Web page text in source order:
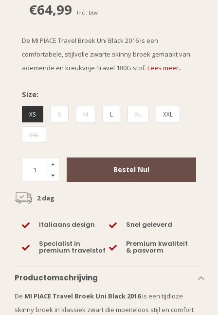
€64,99 Incl. btw
De MI PIACE Travel Broek Uni Black 2016 is een
comfortabele, stijlvolle zwarte skinny broek gemaakt van
ademende en kreukvrije Travel 180G stof. Lees meer..
Size:
XS S M L XL XXL
3XL
Bestel Nu!
2 dag
Italiaans design Snel geleverd
Specialist in
premium travelstof
Premium kwaliteit
& pasvorm
Productomschrijving
De MI PIACE Travel Broek Uni Black 2016is een tijdloze
skinny broek in klassiek zwart die moeiteloos stijl en comfort